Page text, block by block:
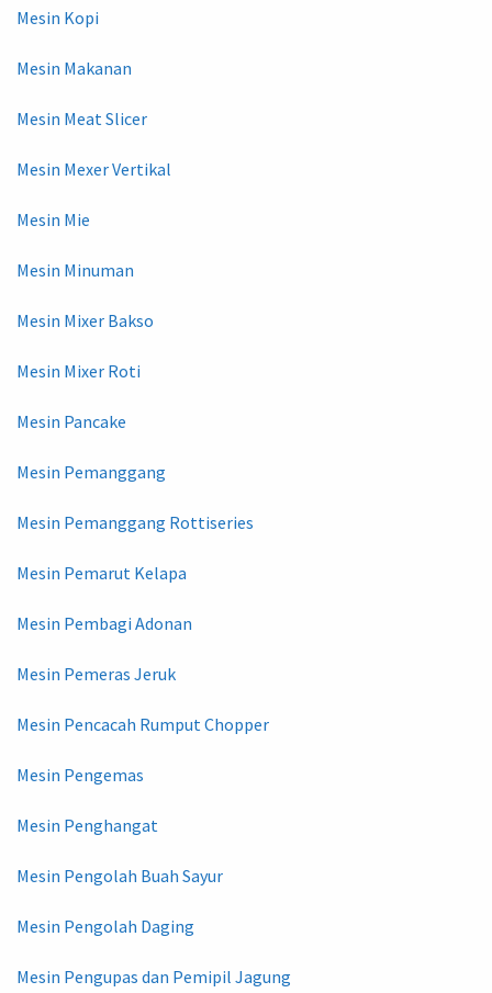
Mesin Kopi
Mesin Makanan
Mesin Meat Slicer
Mesin Mexer Vertikal
Mesin Mie
Mesin Minuman
Mesin Mixer Bakso
Mesin Mixer Roti
Mesin Pancake
Mesin Pemanggang
Mesin Pemanggang Rottiseries
Mesin Pemarut Kelapa
Mesin Pembagi Adonan
Mesin Pemeras Jeruk
Mesin Pencacah Rumput Chopper
Mesin Pengemas
Mesin Penghangat
Mesin Pengolah Buah Sayur
Mesin Pengolah Daging
Mesin Pengupas dan Pemipil Jagung